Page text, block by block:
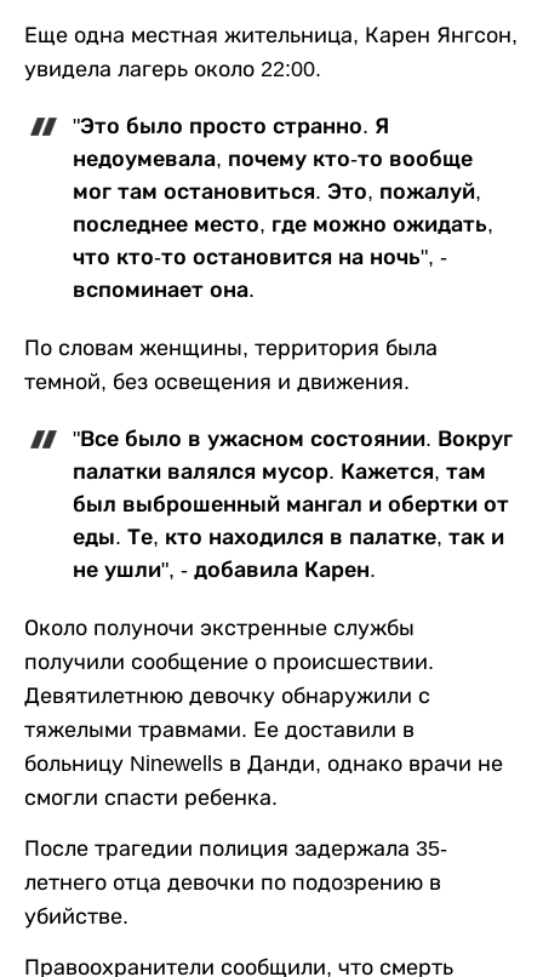
Еще одна местная жительница, Карен Янгсон,
увидела лагерь около 22:00.
"Это было просто странно. Я
недоумевала, почему кто-то вообще
мог там остановиться. Это, пожалуй,
последнее место, где можно ожидать,
что кто-то остановится на ночь", -
вспоминает она.
По словам женщины, территория была
темной, без освещения и движения.
"Все было в ужасном состоянии. Вокруг
палатки валялся мусор. Кажется, там
был выброшенный мангал и обертки от
еды. Те, кто находился в палатке, так и
не ушли", - добавила Карен.
Около полуночи экстренные службы
получили сообщение о происшествии.
Девятилетнюю девочку обнаружили с
тяжелыми травмами. Ее доставили в
больницу Ninewells в Данди, однако врачи не
смогли спасти ребенка.
После трагедии полиция задержала 35-
летнего отца девочки по подозрению в
убийстве.
Правоохранители сообщили, что смерть